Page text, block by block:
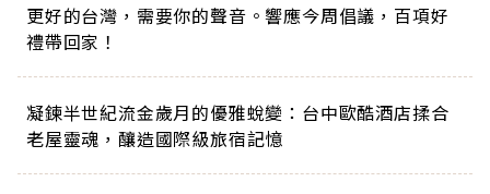
更好的台灣，需要你的聲音。響應今周倡議，百項好
禮帶回家！
凝鍊半世紀流金歲月的優雅蛻變：台中歐酷酒店揉合
老屋靈魂，釀造國際級旅宿記憶